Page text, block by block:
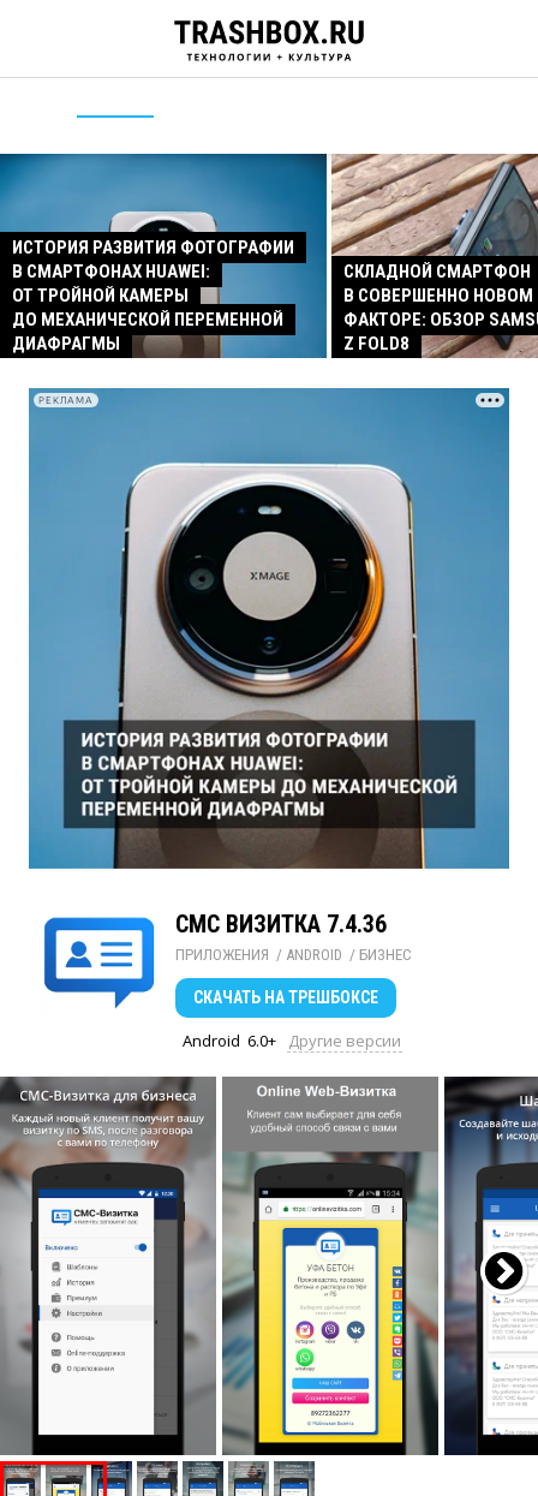
ИСТОРИЯ РАЗВИТИЯ ФОТОГРАФИИ
В СМАРТФОНАХ HUAWEI:
ОТ ТРОЙНОЙ КАМЕРЫ
ДО МЕХАНИЧЕСКОЙ ПЕРЕМЕННОЙ
ДИАФРАГМЫ
СКЛАДНОЙ СМАРТФОН
В СОВЕРШЕННО
ФАКТОРЕ: ОБЗОР
Z FOLD8
РЕКЛАМА
СМС ВИЗИТКА 7.4.36
ПРИЛОЖЕНИЯ / ANDROID / БИЗНЕС
СКАЧАТЬ НА ТРЕШБОКСЕ
Android 6.0+ Другие версии